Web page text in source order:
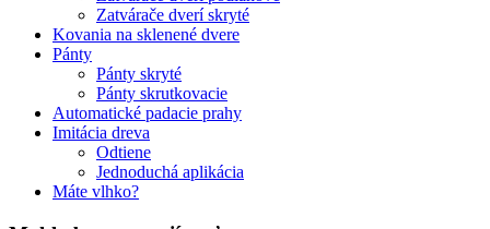
Zatvárače dverí skryté
Kovania na sklenené dvere
Pánty
Pánty skryté
Pánty skrutkovacie
Automatické padacie prahy
Imitácia dreva
Odtiene
Jednoduchá aplikácia
Máte vlhko?